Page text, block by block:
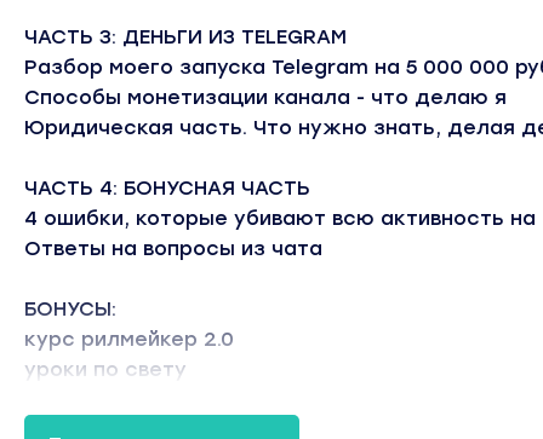
ЧАСТЬ 3: ДЕНЬГИ ИЗ TELEGRAM
Разбор моего запуска Telegram на 5 000 000
Способы монетизации канала - что делаю я
Юридическая часть. Что нужно знать, делая
ЧАСТЬ 4: БОНУСНАЯ ЧАСТЬ
4 ошибки, которые убивают всю активность на
Ответы на вопросы из чата
БОНУСЫ:
курс рилмейкер 2.0
уроки по свету